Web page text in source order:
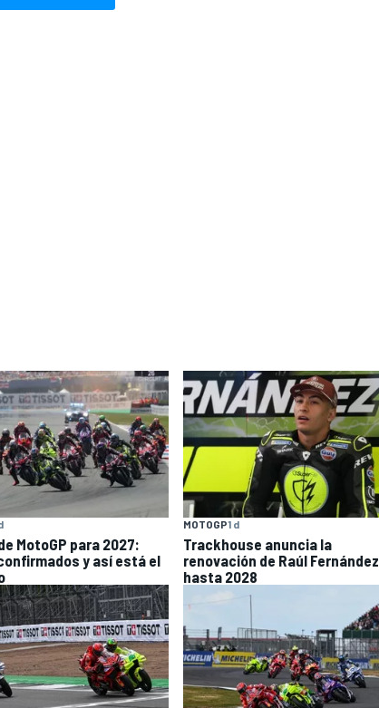
MotoGP para 2027:
y así está el
MOTOGP1 d
Trackhouse anuncia la
renovación de Raúl Fernández
hasta 2028